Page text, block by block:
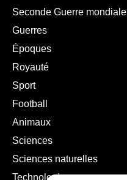
Seconde Guerre mondiale
Guerres
Époques
Royauté
Sport
Football
Animaux
Sciences
Sciences naturelles
Technologies